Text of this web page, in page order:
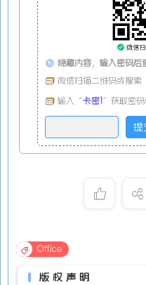
隐藏内容，输入密码后
微信扫描二维码或搜
输入“卡密1 ”获取密码
Office
版权声明